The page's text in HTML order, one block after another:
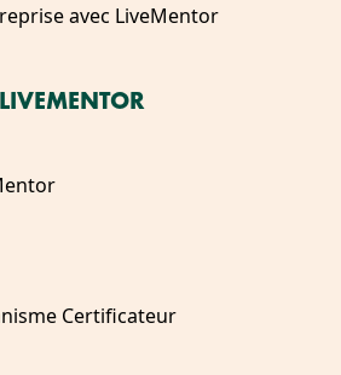
avec LiveMentor
Certificateur